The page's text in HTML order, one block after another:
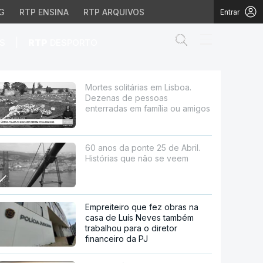
RTP ENSINA RTP ARQUIVOS Entrar
enterradas em
Mortes solitárias em Lisboa.
Dezenas de pessoas
enterradas em família ou amigos
60 anos da ponte 25 de Abril.
Histórias que não se veem
Empreiteiro que fez obras na
casa de Luís Neves também
trabalhou para o diretor
financeiro da PJ